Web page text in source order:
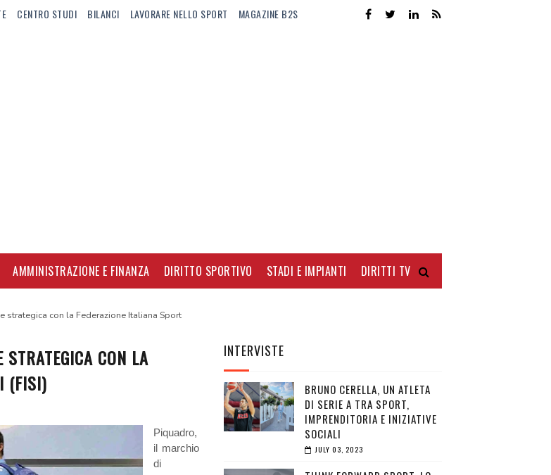
CENTRO STUDI BILANCI LAVORARE NELLO SPORT MAGAZINE B2S
AMMINISTRAZIONE E FINANZA DIRITTO SPORTIVO STADI E IMPIANTI DIRITTI TV
strategica con la Federazione Italiana Sport
CON LA
(FISI)
Piquadro,
il marchio
di
INTERVISTE
BRUNO CERELLA, UN ATLETA
DI SERIE A TRA SPORT,
IMPRENDITORIA E INIZIATIVE
SOCIALI
JULY 03, 2023